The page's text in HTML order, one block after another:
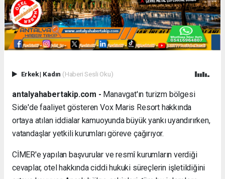
Erkek| Kadın (Haberi Sesli Oku)
antalyahabertakip.com - Manavgat'ın turizm bölgesi
Side'de faaliyet gösteren Vox Maris Resort hakkında
ortaya atılan iddialar kamuoyunda büyük yankı uyandırırken,
vatandaşlar yetkili kurumları göreve çağırıyor.
CİMER'e yapılan başvurular ve resmî kurumların verdiği
cevaplar, otel hakkında ciddi hukuki süreçlerin işletildiğini